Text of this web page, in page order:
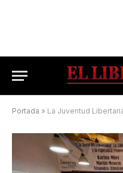
Portada » La Juventud Libertaria visita